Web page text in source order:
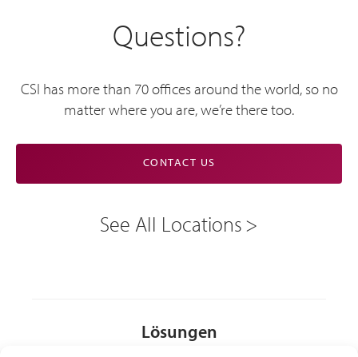
Questions?
CSI has more than 70 offices around the world, so no
matter where you are, we’re there too.
CONTACT US
See All Locations
Lösungen